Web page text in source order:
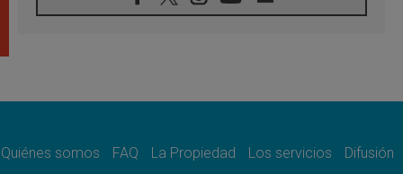
Tagle: La guerra desfigura el mundo, solo la
como misión al servicio del Evangelio
Quiénes somos FAQ La Propiedad Los servicios
Difusión